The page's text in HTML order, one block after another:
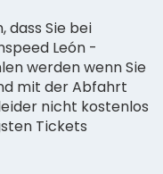
dass Sie bei
León -
werden wenn Sie
mit der Abfahrt
nicht kostenlos
Tickets